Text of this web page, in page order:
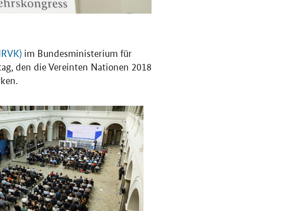
im Bundesministerium für
den die Vereinten Nationen 2018